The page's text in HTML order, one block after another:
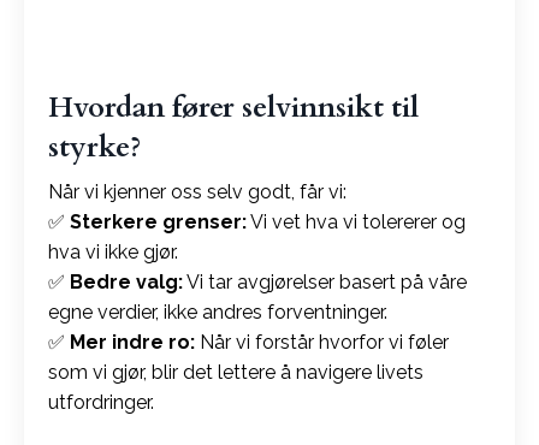
Hvordan fører selvinnsikt til
styrke?
Når vi kjenner oss selv godt, får vi:
✅ Sterkere grenser:Vi vet hva vi tolererer og
hva vi ikke gjør.
✅ Bedre valg:Vi tar avgjørelser basert på våre
egne verdier, ikke andres forventninger.
✅ Mer indre ro: Når vi forstår hvorfor vi føler
som vi gjør, blir det lettere å navigere livets
utfordringer.